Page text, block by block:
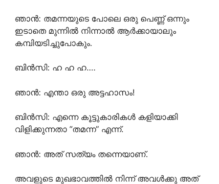
ഞാൻ: തമന്നയുടെ പോലെ ഒരു പെണ്ണ് ഒന്നും
ഇടാതെ മുന്നിൽ നിന്നാൽ ആർക്കായാലും
കമ്പിയടിച്ചുപോകും.
ബിൻസി: ഹ ഹ ഹ….
ഞാൻ: എന്താ ഒരു അട്ടഹാസം!
ബിൻസി: എന്നെ കൂട്ടുകാരികൾ കളിയാക്കി
വിളിക്കുന്നതാ “തമന്ന” എന്ന്.
ഞാൻ: അത് സത്യം തന്നെയാണ്.
അവളുടെ മുഖഭാവത്തിൽ നിന്ന് അവൾക്കു അത്